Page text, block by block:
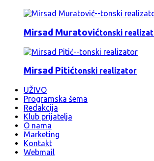
Mirsad Muratovićtonski
Mirsad Pitićtonski realizator
UŽIVO
Programska šema
Redakcija
Klub prijatelja
O nama
Marketing
Kontakt
Webmail